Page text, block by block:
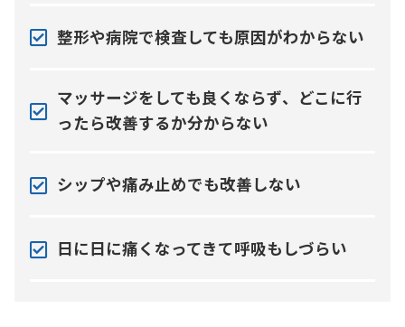
整形や病院で検査しても原因がわからない
マッサージをしても良くならず、どこに行
ったら改善するか分からない
シップや痛み止めでも改善しない
日に日に痛くなってきて呼吸もしづらい